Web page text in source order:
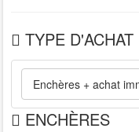
TYPE D'ACHAT
ENCHÈRES